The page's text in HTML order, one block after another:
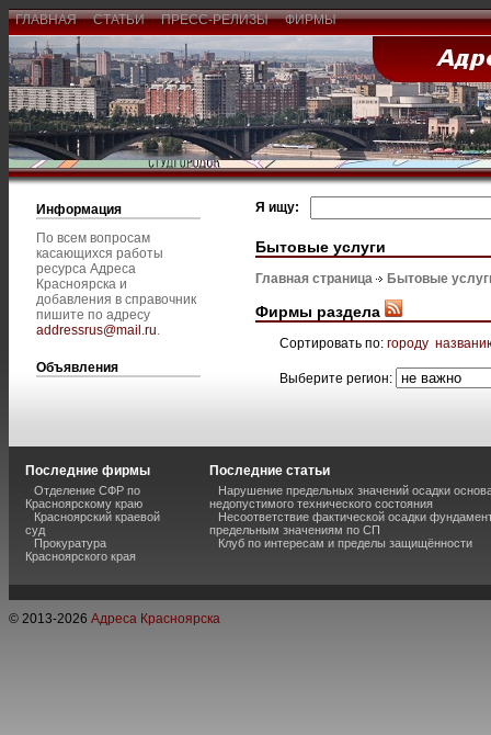
ГЛАВНАЯ СТАТЬИ ПРЕСС-РЕЛИЗЫ ФИРМЫ
Информация
По всем вопросам
касающихся работы
ресурса Адреса
Красноярска и
добавления в справочник
пишите по адресу
addressrus@mail.ru.
Объявления
Я ищу:
Бытовые услуги
Главная страница Бытовые
Фирмы раздела
Сортировать по: городу
Выберите регион:
Последние фирмы
Отделение СФР по
Красноярскому краю
Красноярский краевой
суд
Прокуратура
Красноярского края
Последние статьи
Нарушение предельных значений осадки
недопустимого технического состояния
Несоответствие фактической осадки
предельным значениям по СП
Клуб по интересам и пределы защищённости
© 2013-2026 Адреса Красноярска